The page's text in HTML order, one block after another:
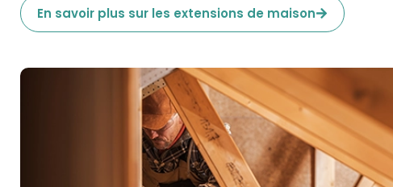
En savoir plus sur les extensions de maison